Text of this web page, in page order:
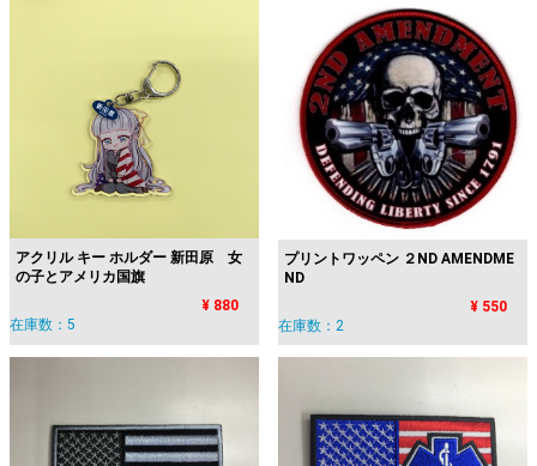
アクリル キー ホルダー 新田原 女
の子とアメリカ国旗
¥ 880
在庫数：5
プリントワッペン ２ND AMENDME
ND
¥ 550
在庫数：2